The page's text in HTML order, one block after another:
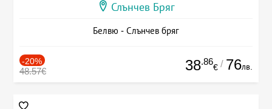
Слънчев Бряг
Белвю - Слънчев бряг
-20%
48.57€ 38.86
€ / 76лв.